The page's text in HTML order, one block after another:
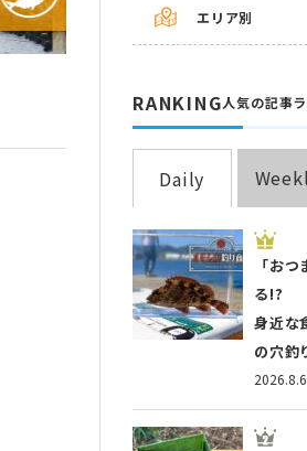
エリア別
RANKING人気の記事
Daily
2026.8.6
「お
る!?
身近な
の穴釣